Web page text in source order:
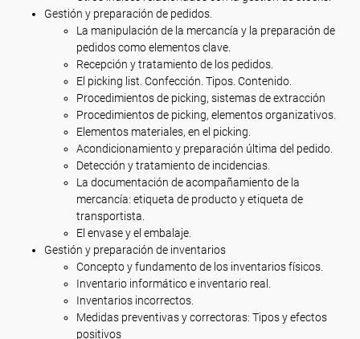
Gestión y preparación de pedidos.
La manipulación de la mercancía y la preparación de
pedidos como elementos clave.
Recepción y tratamiento de los pedidos.
El picking list. Confección. Tipos. Contenido.
Procedimientos de picking, sistemas de extracción
Procedimientos de picking, elementos organizativos.
Elementos materiales, en el picking.
Acondicionamiento y preparación última del pedido.
Detección y tratamiento de incidencias.
La documentación de acompañamiento de la
mercancía: etiqueta de producto y etiqueta de
transportista.
El envase y el embalaje.
Gestión y preparación de inventarios
Concepto y fundamento de los inventarios físicos.
Inventario informático e inventario real.
Inventarios incorrectos.
Medidas preventivas y correctoras: Tipos y efectos
positivos